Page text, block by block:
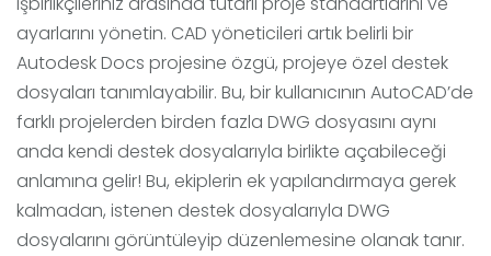
ayarlarını yönetin. CAD yöneticileri artık belirli bir
Autodesk Docs projesine özgü, projeye özel destek
dosyaları tanımlayabilir. Bu, bir kullanıcının AutoCAD’de
farklı projelerden birden fazla DWG dosyasını aynı
anda kendi destek dosyalarıyla birlikte açabileceği
anlamına gelir! Bu, ekiplerin ek yapılandırmaya gerek
kalmadan, istenen destek dosyalarıyla DWG
dosyalarını görüntüleyip düzenlemesine olanak tanır.